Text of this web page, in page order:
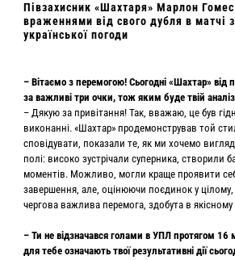
Півзахисник «Шахтаря» Марлон Гомес
враженнями від свого дубля в матчі
української погоди
– Вітаємо з перемогою! Сьогодні «Шахтар» від
за важливі три очки, тож яким буде твій аналіз
– Дякую за привітання! Так, вважаю, це був
виконанні. «Шахтар» продемонстрував той
сповідувати, показали те, як ми хочемо
полі: високо зустрічали суперника, створили
моментів. Можливо, могли краще проявити
завершення, але, оцінюючи поєдинок у
чергова важлива перемога, здобута в якісному
– Ти не відзначався голами в УПЛ протягом 16
для тебе означають твої результативні дії